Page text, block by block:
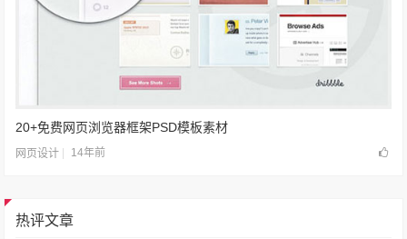
20+免费网页浏览器框架PSD模板素材
网页设计 14年前
热评文章